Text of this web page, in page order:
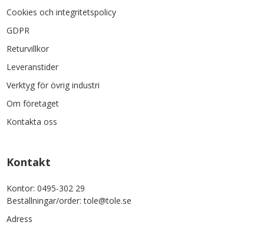
Cookies och integritetspolicy
GDPR
Returvillkor
Leveranstider
Verktyg för övrig industri
Om företaget
Kontakta oss
Kontakt
Kontor: 0495-302 29
Beställningar/order: tole@tole.se
Adress